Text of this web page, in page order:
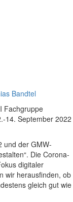
Bandtel
Fachgruppe
14. September 2022
und der GMW-
Die Corona-
digitaler
wir herausfinden, ob
gleich gut wie